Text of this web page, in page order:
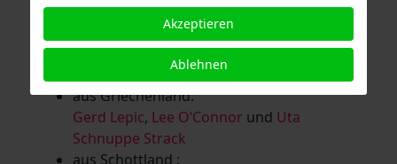
Lanzl,Heidrun MalComes,Christa Mayer-
Guntram Prochaska
Schaub,Vera Schaub,Birgit Schweimler &
Serge DevadderundRolf Thärichen
aus Griechenland:
Gerd Lepic, Lee O’Connor und Uta
Schnuppe Strack
aus Schottland :
Akzeptieren
Ablehnen